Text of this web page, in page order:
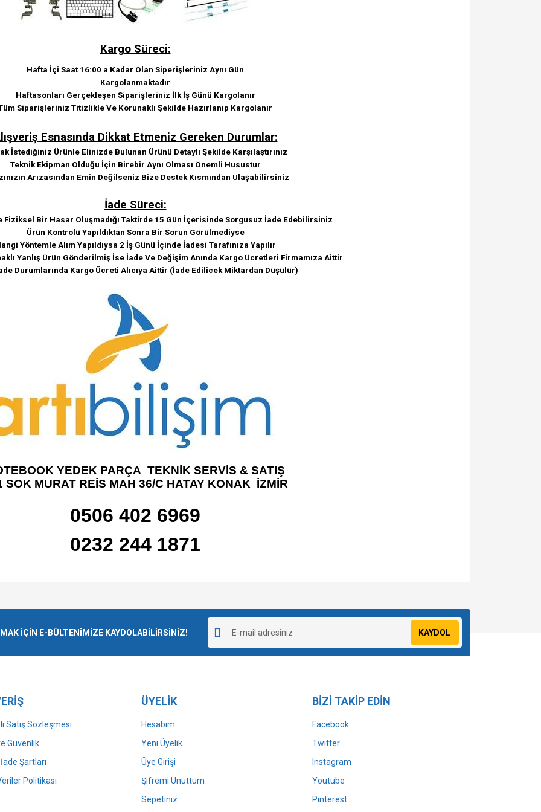
Kargo Süreci:
Hafta İçi Saat 16:00 a Kadar Olan Siperişleriniz Aynı Gün
Kargolanmaktadır
Haftasonları Gerçekleşen Siparişleriniz İlk İş Günü Kargolanır
Siparişleriniz Titizlikle Ve Korunaklı Şekilde Hazırlanıp Kargolanır
Esnasında Dikkat Etmeniz Gereken Durumlar:
İstediğiniz Ürünle Elinizde Bulunan Ürünü Detaylı Şekilde Karşılaştırınız
Teknik Ekipman Olduğu İçin Birebir Aynı Olması Önemli Husustur
Arızasından Emin Değilseniz Bize Destek Kısmından Ulaşabilirsiniz
İade Süreci:
Fiziksel Bir Hasar Oluşmadığı Taktirde 15 Gün İçerisinde Sorgusuz İade Edebilirsiniz
Ürün Kontrolü Yapıldıktan Sonra Bir Sorun Görülmediyse
Yöntemle Alım Yapıldıysa 2 İş Günü İçinde İadesi Tarafınıza Yapılır
Yanlış Ürün Gönderilmiş İse İade Ve Değişim Anında Kargo Ücretleri Firmamıza Aittir
Durumlarında Kargo Ücreti Alıcıya Aittir (İade Edilicek Miktardan Düşülür)
YEDEK PARÇA TEKNİK SERVİS & SATIŞ
SOK MURAT REİS MAH 36/C HATAY KONAK İZMİR
0506 402 6969
0232 244 1871
Gönder
İÇİN E-BÜLTENİMİZE KAYDOLABİLİRSİNİZ! KAYDOL
Satış Sözleşmesi
Güvenlik
Şartları
Politikası
ÜYELİK
Hesabım
Yeni Üyelik
Üye Girişi
Şifremi Unuttum
Sepetiniz
BİZİ TAKİP EDİN
Facebook
Twitter
Instagram
Youtube
Pinterest